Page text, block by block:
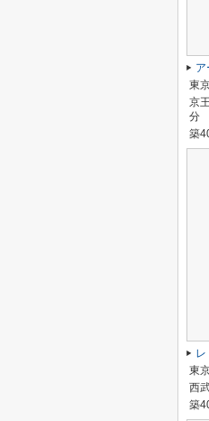
ア
東
京
分
築
レ
東
西
築